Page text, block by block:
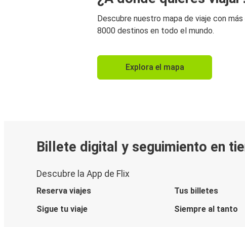
Descubre nuestro mapa de viaje con más
8000 destinos en todo el mundo.
Explora el mapa
Billete digital y seguimiento en
Descubre la App de Flix
Reserva viajes
Tus billetes
Sigue tu viaje
Siempre al tanto